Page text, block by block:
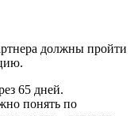
должны пройти
65 дней.
понять по